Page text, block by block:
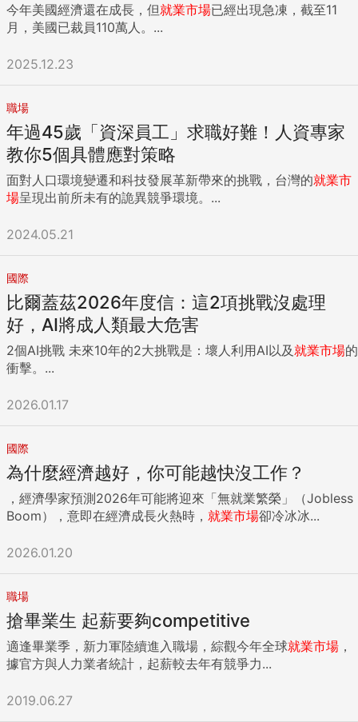
今年美國經濟還在成長，但就業市場已經出現急凍，截至11
月，美國已裁員110萬人。...
2025.12.23
職場
年過45歲「資深員工」求職好難！人資專家
教你5個具體應對策略
面對人口環境變遷和科技發展革新帶來的挑戰，台灣的就業市
場呈現出前所未有的詭異競爭環境。...
2024.05.21
國際
比爾蓋茲2026年度信：這2項挑戰沒處理
好，AI將成人類最大危害
2個AI挑戰 未來10年的2大挑戰是：壞人利用AI以及 就業市場的
衝擊。...
2026.01.17
國際
為什麼經濟越好，你可能越快沒工作？
，經濟學家預測2026年可能將迎來「無就業繁榮」（Jobless
Boom），意即在經濟成長火熱時， 就業市場卻冷冰冰...
2026.01.20
職場
搶畢業生 起薪要夠competitive
適逢畢業季，新力軍陸續進入職場，綜觀今年全球就業市場 ，
據官方與人力業者統計，起薪較去年有競爭力...
2019.06.27